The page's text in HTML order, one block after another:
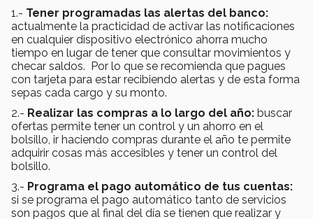
1.- Tener programadas las alertas del banco:
actualmente la practicidad de activar las notificaciones
en cualquier dispositivo electrónico ahorra mucho
tiempo en lugar de tener que consultar movimientos y
checar saldos. Por lo que se recomienda que pagues
con tarjeta para estar recibiendo alertas y de esta forma
sepas cada cargo y su monto.
2.- Realizar las compras a lo largo del año: buscar
ofertas permite tener un control y un ahorro en el
bolsillo, ir haciendo compras durante el año te permite
adquirir cosas más accesibles y tener un control del
bolsillo.
3.- Programa el pago automático de tus cuentas:
si se programa el pago automático tanto de servicios
son pagos que al final del día se tienen que realizar y